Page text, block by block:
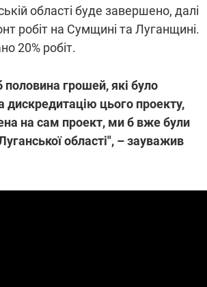
області буде завершено, далі
робіт на Сумщині та Луганщині.
20% робіт.
грошей, які було
дискредитацію цього проекту,
на сам проект, ми б вже були
області", – зауважив